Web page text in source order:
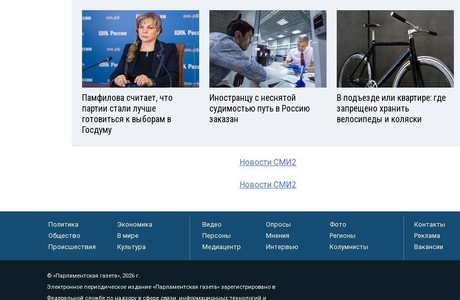
Памфилова считает, что
партии стали лучше
готовиться к выборам в
Госдуму
Иностранцу с неснятой
судимостью путь в Россию
заказан
В подъезде или квартире: где
запрещено хранить
велосипеды и коляски
Новости СМИ2
Новости СМИ2
Политика
Экономика
Общество
В мире
Происшествия
Культура
Видео Опросы
Фото
Персоны
Мнения
Регионы
Медиацентр
Интервью Колумнисты
Контакты
Реклама
Вакансии
© «Парламентская газета», 2026 г.
Электронное периодическое издание «Парламентская газета» зарегистрировано в
Федеральной службе по надзору в сфере связи, информационных технологий и